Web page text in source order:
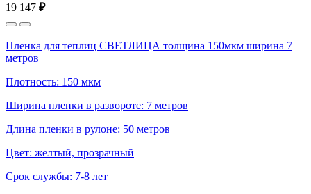
19 147 ₽
Пленка для теплиц СВЕТЛИЦА толщина 150мкм ширина 7
метров
Плотность: 150 мкм
Ширина пленки в развороте: 7 метров
Длина пленки в рулоне: 50 метров
Цвет: желтый, прозрачный
Срок службы: 7-8 лет